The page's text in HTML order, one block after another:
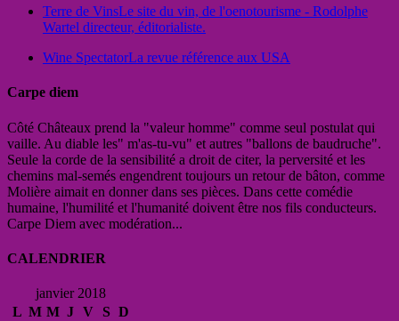
Terre de VinsLe site du vin, de l'oenotourisme - Rodolphe
Wartel directeur, éditorialiste.
Wine SpectatorLa revue référence aux USA
Carpe diem
Côté Châteaux prend la "valeur homme" comme seul postulat qui
vaille. Au diable les" m'as-tu-vu" et autres "ballons de baudruche".
Seule la corde de la sensibilité a droit de citer, la perversité et les
chemins mal-semés engendrent toujours un retour de bâton, comme
Molière aimait en donner dans ses pièces. Dans cette comédie
humaine, l'humilité et l'humanité doivent être nos fils conducteurs.
Carpe Diem avec modération...
CALENDRIER
janvier 2018
L M M J V S D